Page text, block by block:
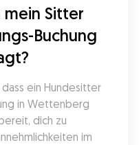
Sitter
Buchung
ein Hundesitter
in Wettenberg
dich zu
im